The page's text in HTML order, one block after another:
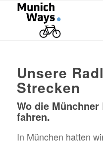
Unsere
Strecken
Wo die
fahren.
In München hatten